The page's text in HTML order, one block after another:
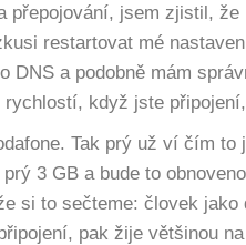
přepojování, jsem zjistil, že
restartovat mé
DNS a podobně mám
když jste
Tak prý už ví čím
3 GB a bude to
si to sečteme: človek
pak žije většinou